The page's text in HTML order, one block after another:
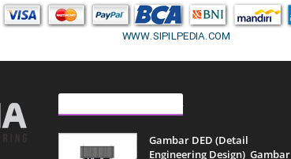
ARTIKEL LAINNYA
Gambar DED (Detail
Engineering Design)_Gambar